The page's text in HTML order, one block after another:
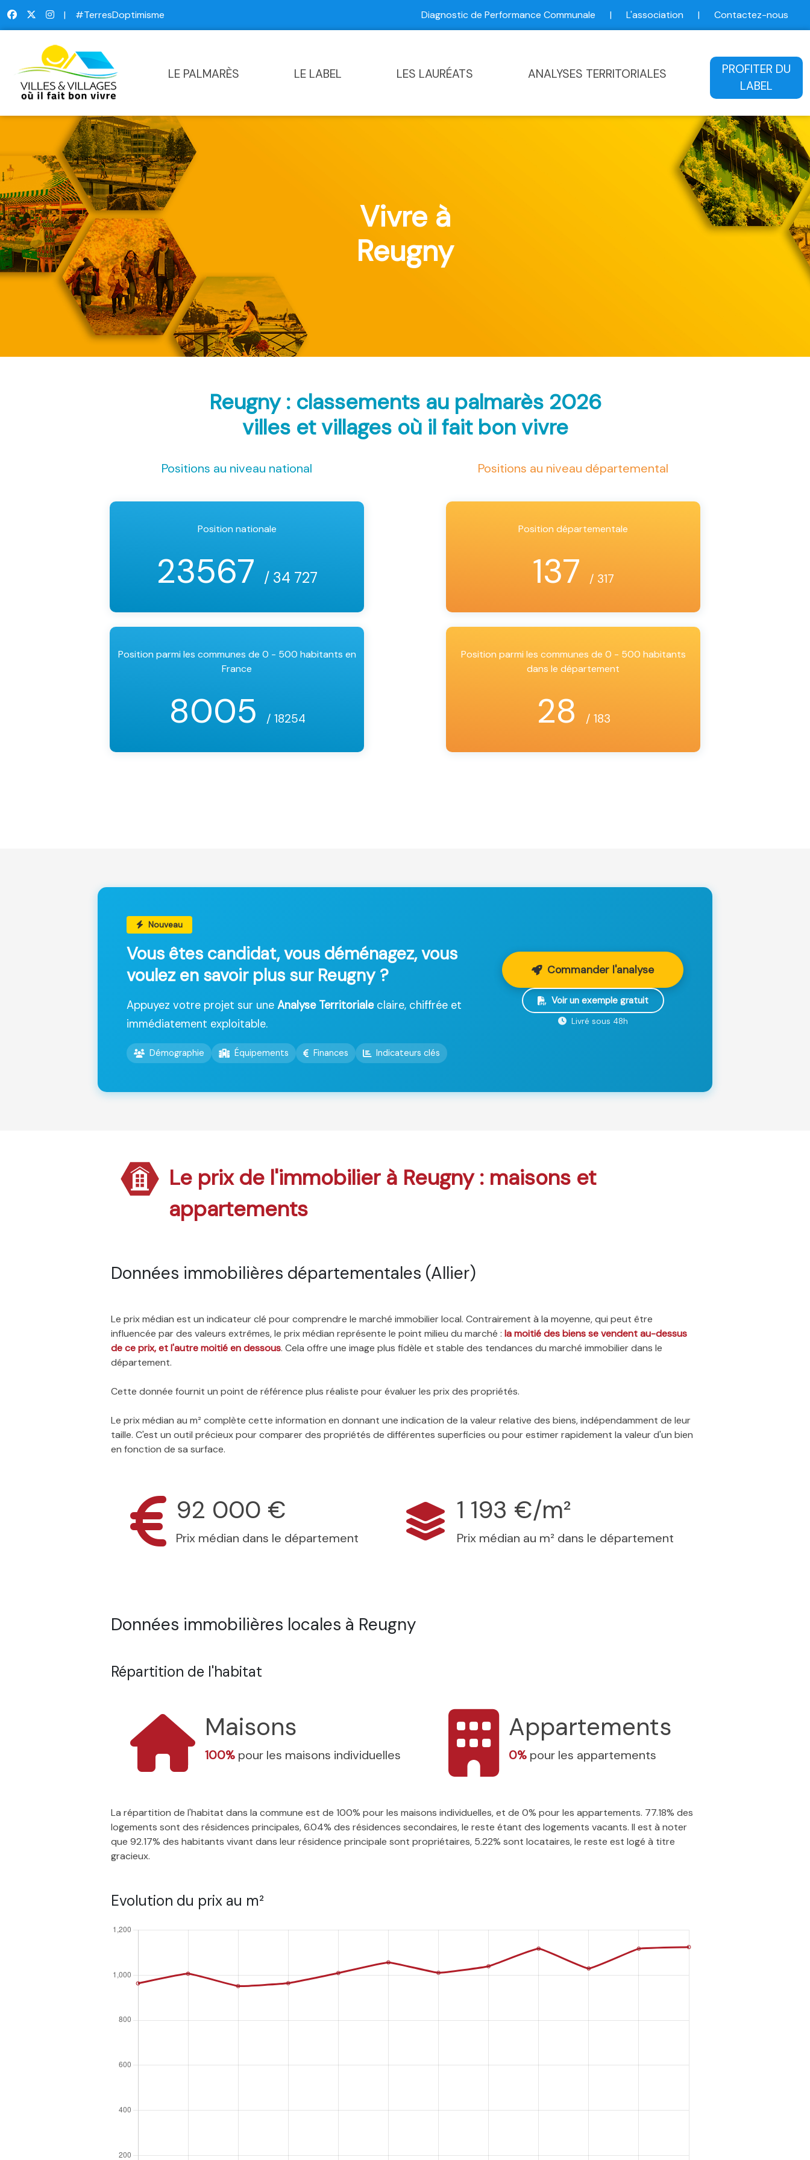
| #TerresDoptimisme Diagnostic de Performance Communale | L'association | Contactez-nous
LE PALMARÈS LE LABEL LES LAURÉATS ANALYSES TERRITORIALES
PROFITER DU
LABEL
Vivre à
Reugny
Reugny : classements au palmarès 2026
villes et villages où il fait bon vivre
Positions au niveau national
Position nationale
23567 / 34 727
Position parmi les communes de 0 - 500 habitants en
France
8005 / 18254
Positions au niveau départemental
Position départementale
137 / 317
Position parmi les communes de 0 - 500 habitants
dans le département
28 / 183
Nouveau
Vous êtes candidat, vous déménagez, vous
voulez en savoir plus sur Reugny ?
Appuyez votre projet sur une Analyse Territorialeclaire, chiffrée et
immédiatement exploitable.
Démographie Équipements Finances Indicateurs clés
Commander l'analyse
Voir un exemple gratuit
Livré sous 48h
Le prix de l'immobilier à Reugny : maisons et
appartements
Données immobilières départementales (Allier)
Le prix médian est un indicateur clé pour comprendre le marché immobilier local. Contrairement à la moyenne, qui peut être
influencée par des valeurs extrêmes, le prix médian représente le point milieu du marché : la moitié des biens se vendent au-dessus
de ce prix, et l'autre moitié en dessous. Cela offre une image plus fidèle et stable des tendances du marché immobilier dans le
département.
Cette donnée fournit un point de référence plus réaliste pour évaluer les prix des propriétés.
Le prix médian au m² complète cette information en donnant une indication de la valeur relative des biens, indépendamment de leur
taille. C'est un outil précieux pour comparer des propriétés de différentes superficies ou pour estimer rapidement la valeur d'un bien
en fonction de sa surface.
92 000 €
Prix médian dans le département
1 193 €/m²
Prix médian au m² dans le département
Données immobilières locales à Reugny
Répartition de l'habitat
Maisons
100% pour les maisons individuelles
Appartements
0% pour les appartements
La répartition de l'habitat dans la commune est de 100% pour les maisons individuelles, et de 0% pour les appartements. 77.18% des
logements sont des résidences principales, 6.04% des résidences secondaires, le reste étant des logements vacants. Il est à noter
que 92.17% des habitants vivant dans leur résidence principale sont propriétaires, 5.22% sont locataires, le reste est logé à titre
gracieux.
Evolution du prix au m²